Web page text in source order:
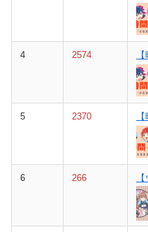
4 2574
5 2370
6 266